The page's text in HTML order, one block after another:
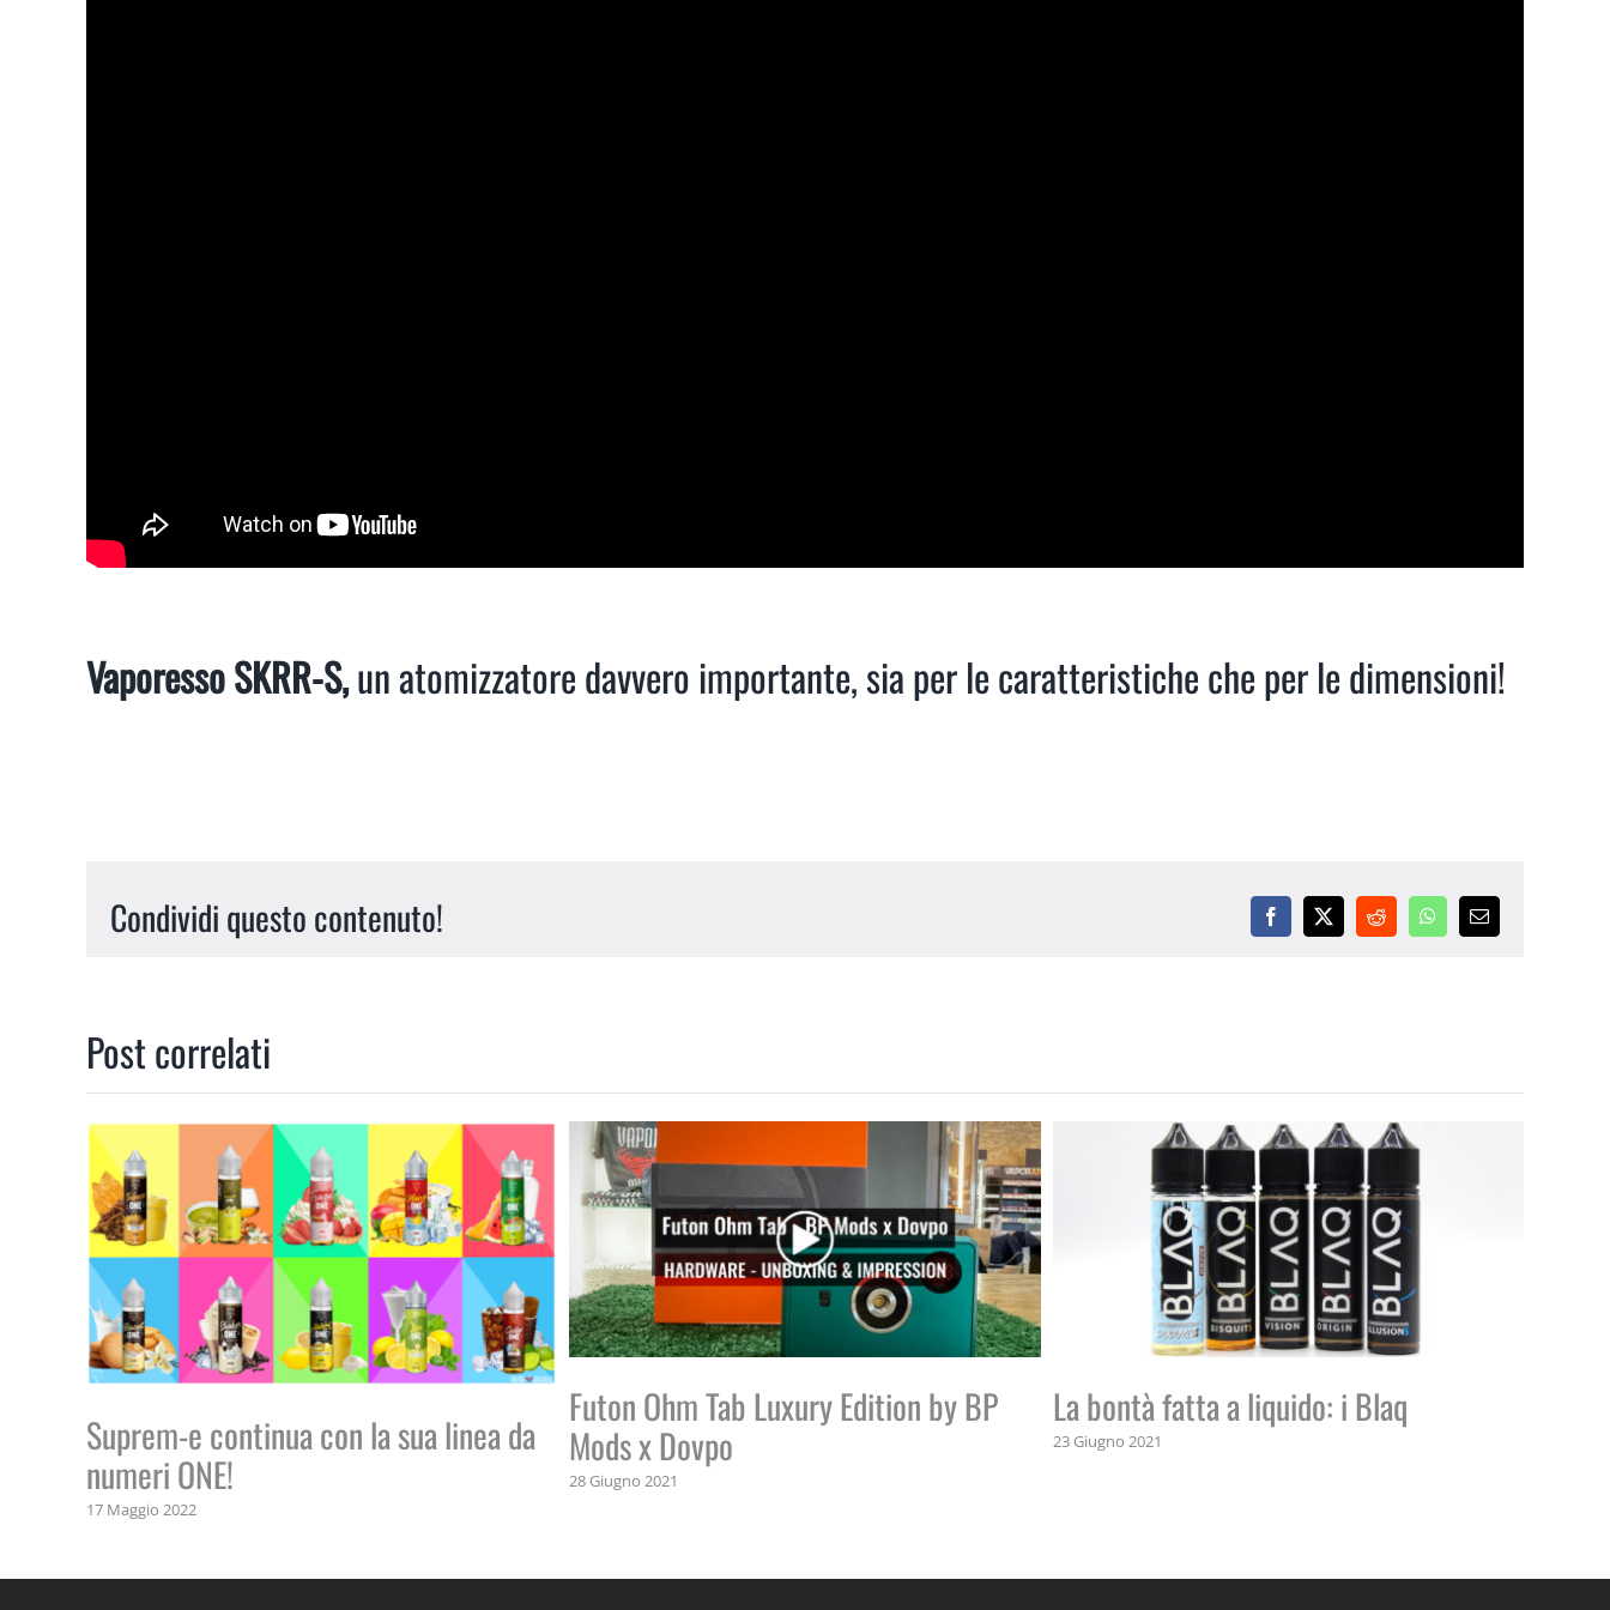
Vaporesso SKRR-S,un atomizzatore davvero importante, sia per le caratteristiche che per le dimensioni!
Condividi questo contenuto! Facebook
X RedditWhatsApp
Email
Post correlati
Suprem-e continua con la sua linea da
numeri ONE!
17 Maggio 2022
Futon Ohm Tab Luxury Edition by BP
Mods x Dovpo
28 Giugno 2021
La bontà fatta a liquido: i Blaq
23 Giugno 2021